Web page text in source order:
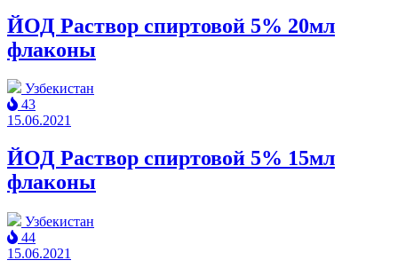
ЙОД Раствор спиртовой 5% 20мл
флаконы
Узбекистан
43
15.06.2021
ЙОД Раствор спиртовой 5% 15мл
флаконы
Узбекистан
44
15.06.2021